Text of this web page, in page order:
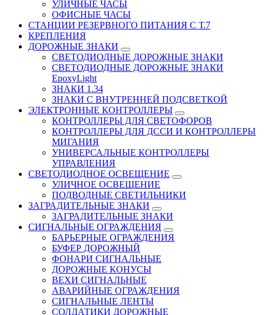
УЛИЧНЫЕ ЧАСЫ
ОФИСНЫЕ ЧАСЫ
СТАНЦИИ РЕЗЕРВНОГО ПИТАНИЯ С Т.7
КРЕПЛЕНИЯ
ДОРОЖНЫЕ ЗНАКИ
СВЕТОДИОДНЫЕ ДОРОЖНЫЕ ЗНАКИ
СВЕТОДИОДНЫЕ ДОРОЖНЫЕ ЗНАКИ
EpoxyLight
ЗНАКИ 1.34
ЗНАКИ С ВНУТРЕННЕЙ ПОДСВЕТКОЙ
ЭЛЕКТРОННЫЕ КОНТРОЛЛЕРЫ
КОНТРОЛЛЕРЫ ДЛЯ СВЕТОФОРОВ
КОНТРОЛЛЕРЫ ДЛЯ ДССИ И КОНТРОЛЛЕРЫ
МИГАНИЯ
УНИВЕРСАЛЬНЫЕ КОНТРОЛЛЕРЫ
УПРАВЛЕНИЯ
СВЕТОДИОДНОЕ ОСВЕЩЕНИЕ
УЛИЧНОЕ ОСВЕЩЕНИЕ
ПОДВОДНЫЕ СВЕТИЛЬНИКИ
ЗАГРАДИТЕЛЬНЫЕ ЗНАКИ
ЗАГРАДИТЕЛЬНЫЕ ЗНАКИ
СИГНАЛЬНЫЕ ОГРАЖДЕНИЯ
БАРЬЕРНЫЕ ОГРАЖДЕНИЯ
БУФЕР ДОРОЖНЫЙ
ФОНАРИ СИГНАЛЬНЫЕ
ДОРОЖНЫЕ КОНУСЫ
ВЕХИ СИГНАЛЬНЫЕ
АВАРИЙНЫЕ ОГРАЖДЕНИЯ
СИГНАЛЬНЫЕ ЛЕНТЫ
СОЛДАТИКИ ДОРОЖНЫЕ